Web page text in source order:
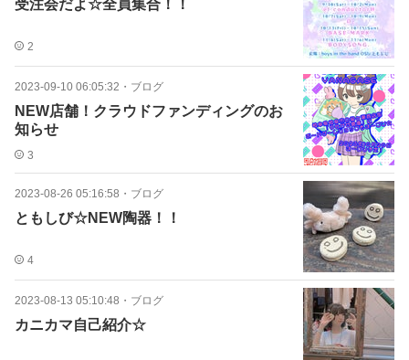
受注会だよ☆全員集合！！
2
2023-09-10 06:05:32 ・ ブログ
NEW店舗！クラウドファンディングのお
知らせ
3
2023-08-26 05:16:58 ・ ブログ
ともしび☆NEW陶器！！
4
2023-08-13 05:10:48 ・ ブログ
カニカマ自己紹介☆